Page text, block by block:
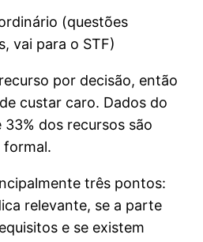
(questões
vai para o STF)
por decisão, então
custar caro. Dados do
dos recursos são
formal.
três pontos:
relevante, se a parte
e se existem